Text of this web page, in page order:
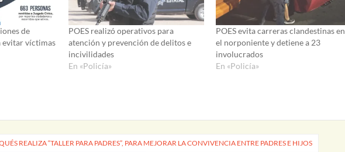
de
evitar víctimas
POES realizó operativos para
atención y prevención de delitos e
incivilidades
En «Policía»
POES evita carreras clandestinas en
el norponiente y detiene a 23
involucrados
En «Policía»
REALIZA “TALLER PARA PADRES”, PARA MEJORAR LA CONVIVENCIA ENTRE PADRES E HIJOS